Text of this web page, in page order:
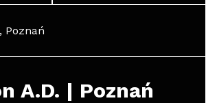
Poznań
A.D. | Poznań